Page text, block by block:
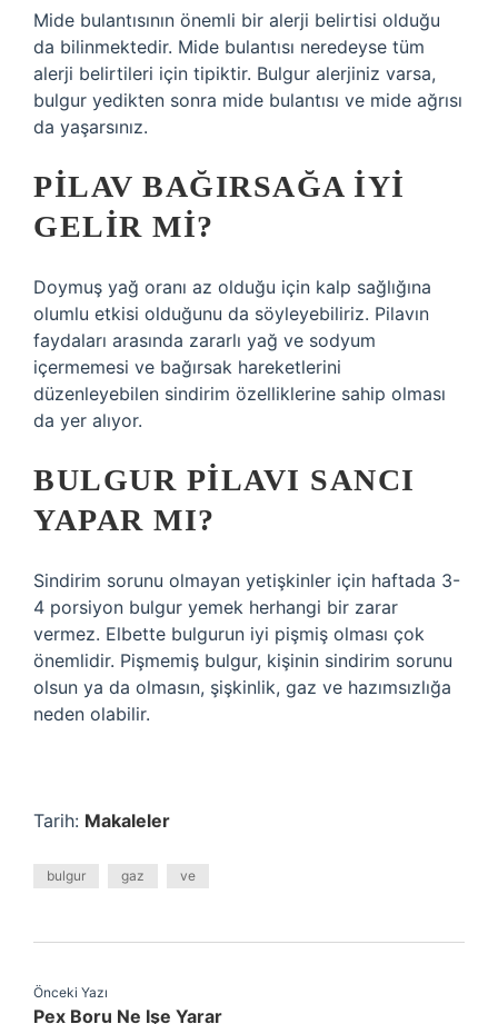
Mide bulantısının önemli bir alerji belirtisi olduğu
da bilinmektedir. Mide bulantısı neredeyse tüm
alerji belirtileri için tipiktir. Bulgur alerjiniz varsa,
bulgur yedikten sonra mide bulantısı ve mide ağrısı
da yaşarsınız.
PILAV BAĞIRSAĞA IYI
GELIR MI?
Doymuş yağ oranı az olduğu için kalp sağlığına
olumlu etkisi olduğunu da söyleyebiliriz. Pilavın
faydaları arasında zararlı yağ ve sodyum
içermemesi ve bağırsak hareketlerini
düzenleyebilen sindirim özelliklerine sahip olması
da yer alıyor.
BULGUR PILAVI SANCI
YAPAR MI?
Sindirim sorunu olmayan yetişkinler için haftada 3-
4 porsiyon bulgur yemek herhangi bir zarar
vermez. Elbette bulgurun iyi pişmiş olması çok
önemlidir. Pişmemiş bulgur, kişinin sindirim sorunu
olsun ya da olmasın, şişkinlik, gaz ve hazımsızlığa
neden olabilir.
Tarih: Makaleler
bulgur gaz ve
Önceki Yazı
Pex Boru Ne Işe Yarar